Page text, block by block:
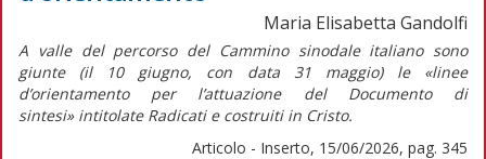
Maria Elisabetta Gandolfi
A valle del percorso del Cammino sinodale italiano sono
giunte (il 10 giugno, con data 31 maggio) le «linee
d’orientamento per l’attuazione del Documento di
sintesi»intitolate Radicati e costruiti in Cristo.
Articolo - Inserto, 15/06/2026, pag. 345